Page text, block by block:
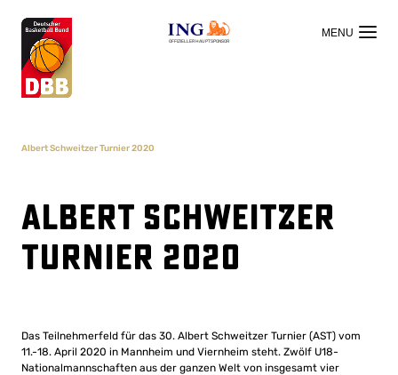
OFFIZIELLER HAUPTSPONSOR
Albert Schweitzer Turnier 2020
Albert Schweitzer
Turnier 2020
Das Teilnehmerfeld für das 30. Albert Schweitzer Turnier (AST) vom
11.-18. April 2020 in Mannheim und Viernheim steht. Zwölf U18-
Nationalmannschaften aus der ganzen Welt von insgesamt vier